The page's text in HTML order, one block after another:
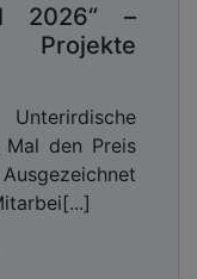
2026“ –
Projekte
den Preis